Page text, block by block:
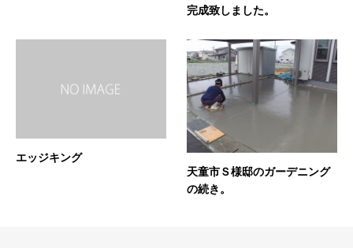
完成致しました。
エッジキング
天童市Ｓ様邸のガーデニング
の続き。